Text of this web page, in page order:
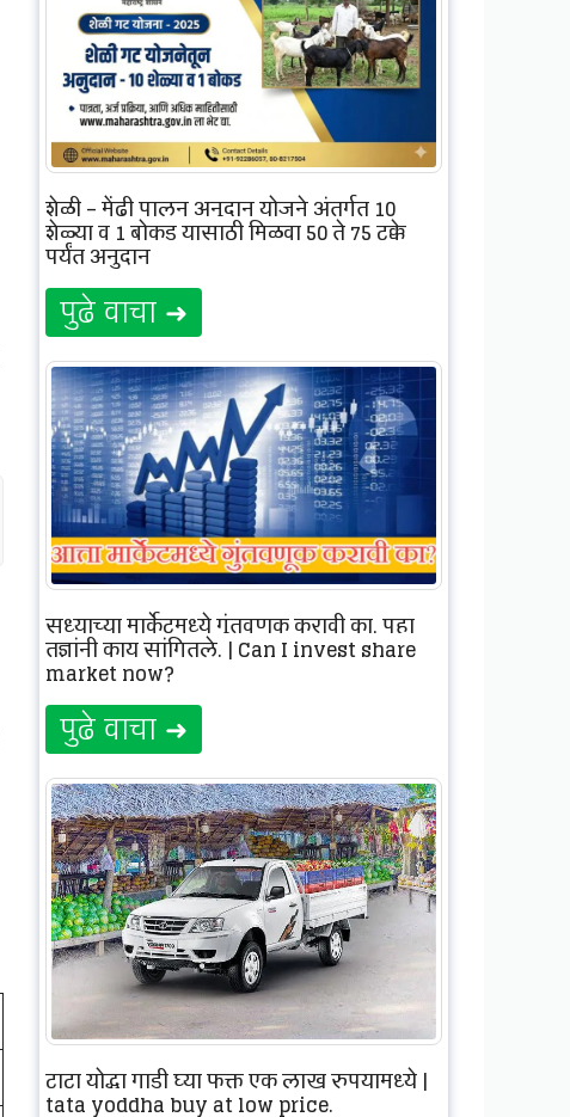
शेळी – मेंढी पालन अनुदान योजने अंतर्गत 10
शेळ्या व 1 बोकड यासाठी मिळवा 50 ते 75 टक्के
पर्यंत अनुदान
पुढे वाचा ➜
सध्याच्या मार्केटमध्ये गुंतवणूक करावी का, पहा
तज्ञांनी काय सांगितले. | Can I invest share
market now?
पुढे वाचा ➜
टाटा योद्धा गाडी घ्या फक्त एक लाख रुपयामध्ये |
tata yoddha buy at low price.